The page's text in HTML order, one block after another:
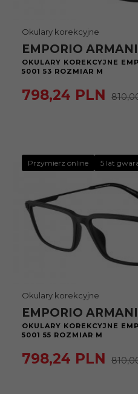
Okulary korekcyjne
EMPORIO ARMANI
OKULARY KOREKCYJNE
5001 53 ROZMIAR M
798,24 PLN
Przymierz online 5 lat
Okulary korekcyjne
EMPORIO ARMANI
OKULARY KOREKCYJNE
5001 55 ROZMIAR M
798,24 PLN